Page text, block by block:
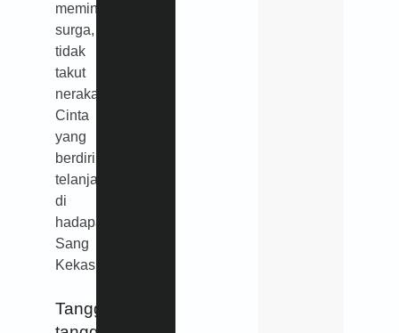
meminta
surga,
tidak
takut
neraka.
Cinta
yang
berdiri
telanjang
di
hadapan
Sang
Kekasih.
Tangga-